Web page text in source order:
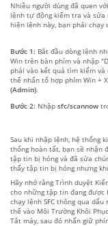
Nhiều người dùng đã quen
lệnh tự động kiểm tra và
hiện lệnh này, bạn phải
Bước 1: Bắt đầu dòng lệnh
Win trên bàn phím và nhập
phải vào kết quả tìm kiếm và
thể nhấn tổ hợp phím Win +
(Admin).
Bước 2: Nhập sfc/scannow
Sau khi nhập lệnh, hệ thống
thống hoàn tất, bạn sẽ nhận
tập tin bị hỏng và đã sửa
thấy tập tin bị hỏng nhưng
Hãy nhớ rằng Trình duyệt
cho những tập tin đang
chạy lệnh SFC thông qua
thể vào Môi Trường Khôi
Tắt máy, sau đó nhấn giữ